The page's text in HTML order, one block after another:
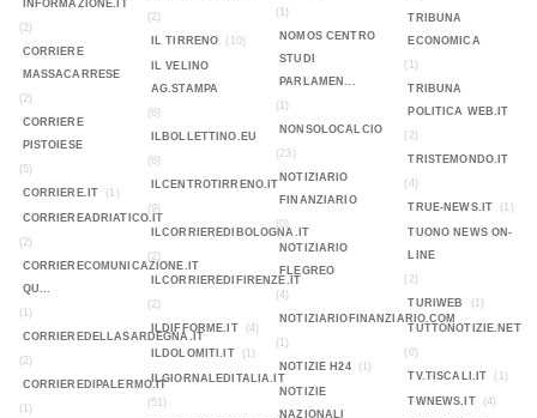
INFORMAZIONE.IT
(2)
CORRIERE
MASSACARRESE
(2)
CORRIERE
PISTOIESE
(5)
CORRIERE.IT
(1)
CORRIEREADRIATICO.IT
(2)
CORRIERECOMUNICAZIONE.IT
QU...
(1)
CORRIEREDELLASARDEGNA.IT
(2)
CORRIEREDIPALERMO.IT
(1)
(2)
IL TIRRENO
(10)
IL VELINO
AG.STAMPA
(6)
ILBOLLETTINO.EU
(6)
ILCENTROTIRRENO.IT
(9)
ILCORRIEREDIBOLOGNA.IT
(2)
ILCORRIEREDIFIRENZE.IT
(2)
ILDIFFORME.IT
(4)
ILDOLOMITI.IT (1)
ILGIORNALEDITALIA.IT
(51)
(1)
NOMOS CENTRO
STUDI
PARLAMEN...
(1)
NONSOLOCALCIO
(23)
NOTIZIARIO
FINANZIARIO
(0)
NOTIZIARIO
FLEGREO
(4)
NOTIZIARIOFINANZIARIO.COM
(1)
NOTIZIE H24
(1)
NOTIZIE
NAZIONALI
TRIBUNA
ECONOMICA
(1)
TRIBUNA
POLITICA WEB.IT
(2)
TRISTEMONDO.IT
(4)
TRUE-NEWS.IT
(1)
TUONO NEWS ON-
LINE
(2)
TURIWEB
(1)
TUTTONOTIZIE.NET
(0)
TV.TISCALI.IT
(1)
TWNEWS.IT (4)